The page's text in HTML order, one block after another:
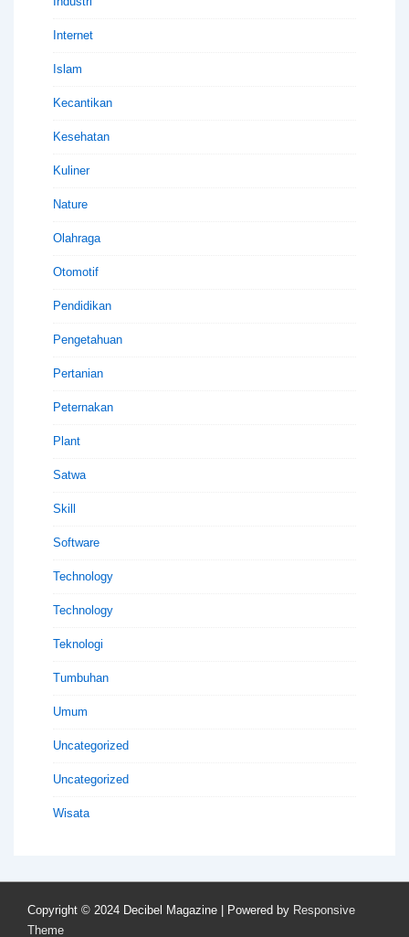
Internet
Islam
Kecantikan
Kesehatan
Kuliner
Nature
Olahraga
Otomotif
Pendidikan
Pengetahuan
Pertanian
Peternakan
Plant
Satwa
Skill
Software
Technology
Technology
Teknologi
Tumbuhan
Umum
Uncategorized
Uncategorized
Wisata
Copyright © 2024 Decibel Magazine | Powered by Responsive
Theme